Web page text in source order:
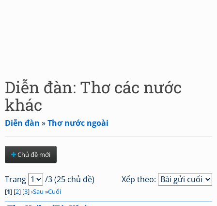
Diễn đàn: Thơ các nước
khác
Diễn đàn »Thơ nước ngoài
Chủ đề mới
Trang /3 (25 chủ đề)
[1] [2] [3] ›Sau »Cuối
Xếp theo: